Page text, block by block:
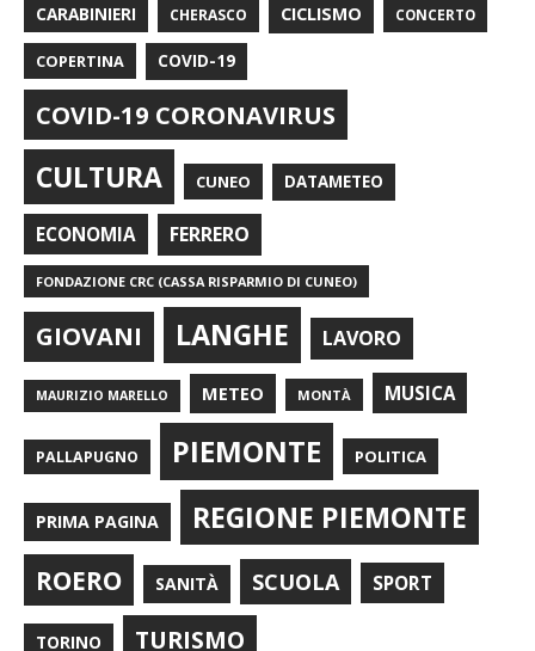
CARABINIERI CHERASCO CICLISMO CONCERTO
COPERTINA COVID-19
COVID-19 CORONAVIRUS
CULTURA CUNEO DATAMETEO
ECONOMIA FERRERO
FONDAZIONE CRC (CASSA RISPARMIO DI CUNEO)
GIOVANI LANGHE LAVORO
MAURIZIO MARELLO METEO MONTÀ MUSICA
PALLAPUGNO PIEMONTE POLITICA
PRIMA PAGINA REGIONE PIEMONTE
ROERO SANITÀ SCUOLA SPORT
TORINO TURISMO